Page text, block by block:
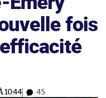
fois
10:44 45